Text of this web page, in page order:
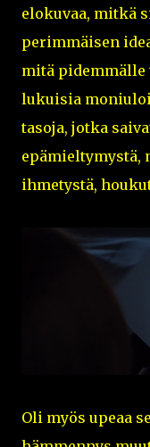
elokuvaa, mitkä
perimmäisen
mitä pidemmälle
lukuisia
tasoja, jotka
epämieltymystä,
ihmetystä,
Oli myös upeaa